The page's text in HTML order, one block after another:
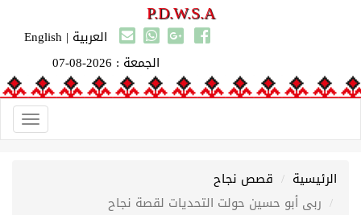
P.D.W.S.A
العربية |
English
الجمعة : 2026-08-07
الرئيسية
قصص نجاح
ربى أبو حسين حولت التحديات لقصة نجاح